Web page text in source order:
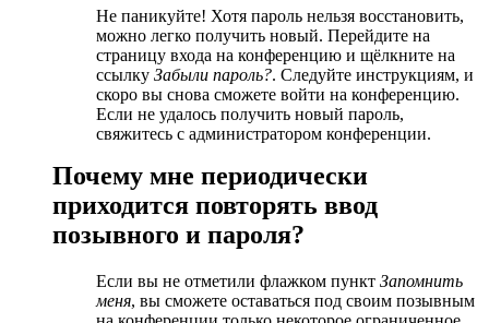
Не паникуйте! Хотя пароль нельзя восстановить,
можно легко получить новый. Перейдите на
страницу входа на конференцию и щёлкните на
ссылку Забыли пароль?. Следуйте инструкциям, и
скоро вы снова сможете войти на конференцию.
Если не удалось получить новый пароль,
свяжитесь с администратором конференции.
Почему мне периодически
приходится повторять ввод
позывного и пароля?
Если вы не отметили флажком пункт Запомнить
меня, вы сможете оставаться под своим позывным